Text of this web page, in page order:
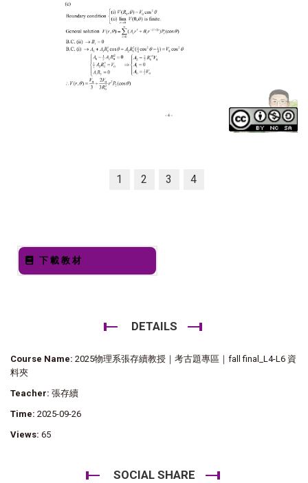
1 2 3 4
下載教材
DETAILS
Course Name: 2025物理系張存續教授｜考古題專區｜fall final_L4-L6 資
料夾
Teacher: 張存續
Time: 2025-09-26
Views: 65
SOCIAL SHARE